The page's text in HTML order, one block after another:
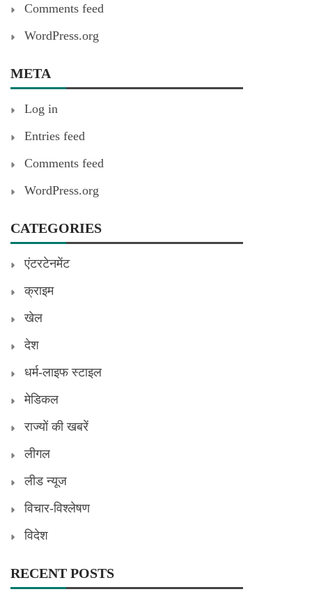
Comments feed
WordPress.org
META
Log in
Entries feed
Comments feed
WordPress.org
CATEGORIES
एंटरटेनमेंट
क्राइम
खेल
देश
धर्म-लाइफ स्टाइल
मेडिकल
राज्यों की खबरें
लीगल
लीड न्यूज
विचार-विश्लेषण
विदेश
RECENT POSTS